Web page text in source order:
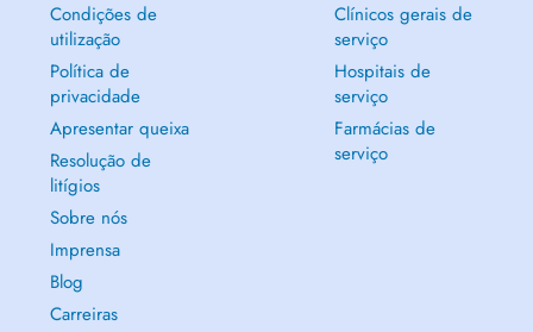
Condições de
utilização
Política de
privacidade
Apresentar queixa
Resolução de
litígios
Sobre nós
Imprensa
Blog
Carreiras
Clínicos gerais de
serviço
Hospitais de
serviço
Farmácias de
serviço